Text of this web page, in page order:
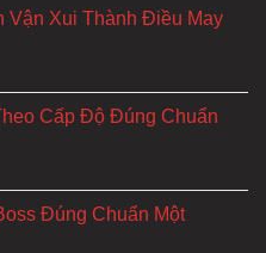
Vận Xui Thành Điều May
Cấp Độ Đúng Chuẩn
Đúng Chuẩn Một